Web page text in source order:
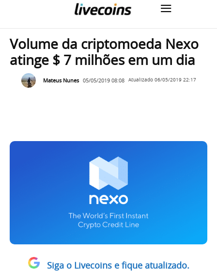
Volume da criptomoeda Nexo
atinge $ 7 milhões em um dia
Mateus Nunes 05/05/2019 08:08 Atualizado 06/05/2019 22:17
Siga o Livecoins e fique atualizado.